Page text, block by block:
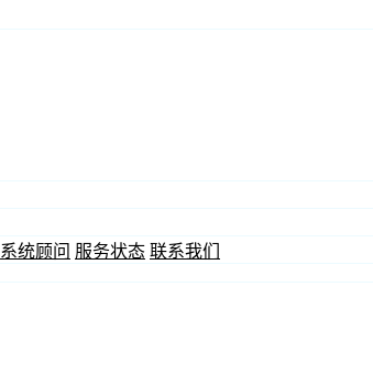
系统顾问 服务状态 联系我们